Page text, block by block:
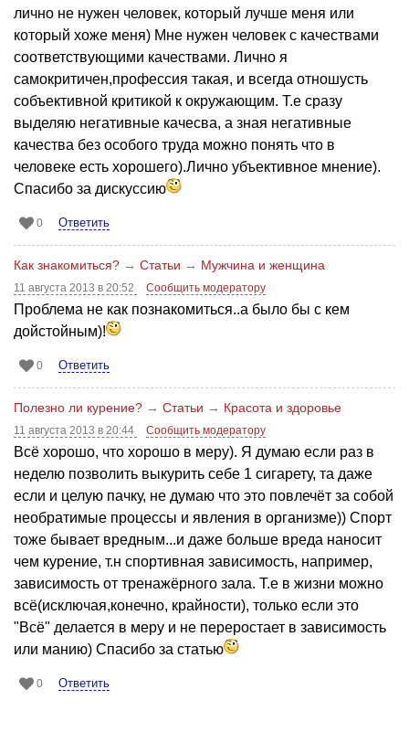
лично не нужен человек, который лучше меня или
который хоже меня) Мне нужен человек с качествами
соответствующими качествами. Лично я
самокритичен,профессия такая, и всегда отношусть
собъективной критикой к окружающим. Т.е сразу
выделяю негативные качесва, а зная негативные
качества без особого труда можно понять что в
человеке есть хорошего).Лично убъективное мнение).
Спасибо за дискуссию
0 Ответить
Как знакомиться? → Статьи → Мужчина и женщина
11 августа 2013 в 20:52 Сообщить модератору
Проблема не как познакомиться..а было бы с кем
дойстойным)!
0 Ответить
Полезно ли курение? → Статьи → Красота и здоровье
11 августа 2013 в 20:44 Сообщить модератору
Всё хорошо, что хорошо в меру). Я думаю если раз в
неделю позволить выкурить себе 1 сигарету, та даже
если и целую пачку, не думаю что это повлечёт за собой
необратимые процессы и явления в организме)) Спорт
тоже бывает вредным...и даже больше вреда наносит
чем курение, т.н спортивная зависимость, например,
зависимость от тренажёрного зала. Т.е в жизни можно
всё(исключая,конечно, крайности), только если это
"Всё" делается в меру и не переростает в зависимость
или манию) Спасибо за статью
0 Ответить